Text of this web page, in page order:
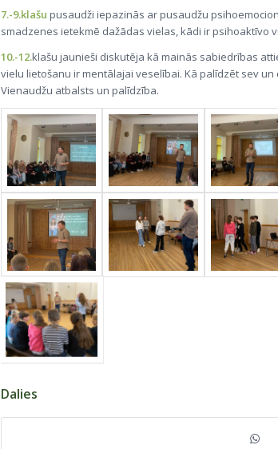
7.-9.klašu pusaudži iepazinās ar pusaudžu
smadzenes ietekmē dažādas vielas, kādi ir psihoaktīvo
10.-12.klašu jaunieši diskutēja kā mainās sabiedrības
vielu lietošanu ir mentālajai veselībai. Kā palīdzēt sev
Vienaudžu atbalsts un palīdzība.
Dalies